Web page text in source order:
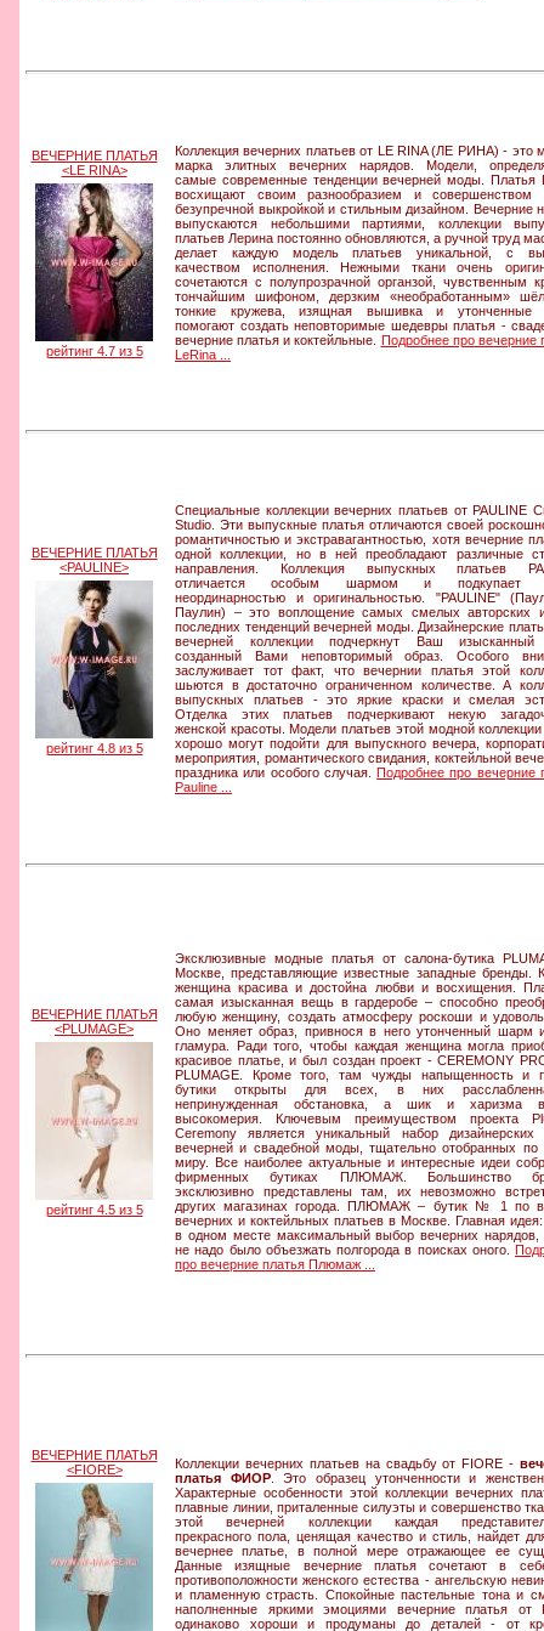
ВЕЧЕРНИЕ ПЛАТЬЯ
<LE RINA>
рейтинг 4.7 из 5
Коллекция вечерних платьев от LE RINA (ЛЕ РИНА) - это
марка элитных вечерних нарядов. Модели,
самые современные тенденции вечерней моды. Платья
восхищают своим разнообразием и совершенством
безупречной выкройкой и стильным дизайном. Вечерние
выпускаются небольшими партиями, коллекции
платьев Лерина постоянно обновляются, а ручной труд
делает каждую модель платьев уникальной, с
качеством исполнения. Нежными ткани очень
сочетаются с полупрозрачной органзой, чувственным
тончайшим шифоном, дерзким «необработанным»
тонкие кружева, изящная вышивка и утонченные
помогают создать неповторимые шедевры платья -
вечерние платья и коктейльные. Подробнее про вечерние
LeRina ...
ВЕЧЕРНИЕ ПЛАТЬЯ
<PAULINE>
рейтинг 4.8 из 5
Специальные коллекции вечерних платьев от PAULINE
Studio. Эти выпускные платья отличаются своей
романтичностью и экстравагантностью, хотя вечерние
одной коллекции, но в ней преобладают различные
направления. Коллекция выпускных платьев
отличается особым шармом и подкупает
неординарностью и оригинальностью. "PAULINE"
Паулин) – это воплощение самых смелых авторских
последних тенденций вечерней моды. Дизайнерские
вечерней коллекции подчеркнут Ваш изысканный
созданный Вами неповторимый образ. Особого
заслуживает тот факт, что вечернии платья этой
шьются в достаточно ограниченном количестве. А
выпускных платьев - это яркие краски и смелая
Отделка этих платьев подчеркивают некую
женской красоты. Модели платьев этой модной
хорошо могут подойти для выпускного вечера,
мероприятия, романтического свидания, коктейльной
праздника или особого случая.Подробнее про вечерние
Pauline ...
ВЕЧЕРНИЕ ПЛАТЬЯ
<PLUMAGE>
рейтинг 4.5 из 5
Эксклюзивные модные платья от салона-бутика
Москве, представляющие известные западные бренды.
женщина красива и достойна любви и восхищения.
самая изысканная вещь в гардеробе – способно
любую женщину, создать атмосферу роскоши и
Оно меняет образ, привнося в него утонченный шарм
гламура. Ради того, чтобы каждая женщина могла
красивое платье, и был создан проект - CEREMONY
PLUMAGE. Кроме того, там чужды напыщенность и
бутики открыты для всех, в них
непринужденная обстановка, а шик и харизма
высокомерия. Ключевым преимуществом проекта
Ceremony является уникальный набор дизайнерских
вечерней и свадебной моды, тщательно отобранных по
миру. Все наиболее актуальные и интересные идеи
фирменных бутиках ПЛЮМАЖ. Большинство
эксклюзивно представлены там, их невозможно
других магазинах города. ПЛЮМАЖ – бутик № 1 по
вечерних и коктейльных платьев в Москве. Главная
в одном месте максимальный выбор вечерних нарядов,
не надо было объезжать полгорода в поисках оного.
про вечерние платья Плюмаж ...
ВЕЧЕРНИЕ ПЛАТЬЯ
<FIORE>
Коллекции вечерних платьев на свадьбу от FIORE -
платья ФИОР. Это образец утонченности и
Характерные особенности этой коллекции вечерних
плавные линии, приталенные силуэты и совершенство
этой вечерней коллекции каждая
прекрасного пола, ценящая качество и стиль, найдет
вечернее платье, в полной мере отражающее ее
Данные изящные вечерние платья сочетают в
противоположности женского естества - ангельскую
и пламенную страсть. Спокойные пастельные тона и
наполненные яркими эмоциями вечерние платья от
одинаково хороши и продуманы до деталей - от